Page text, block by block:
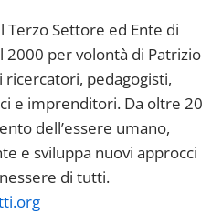
Terzo Settore ed Ente di
2000 per volontà di Patrizio
pedagogisti,
e imprenditori. Da oltre 20
dell’essere umano,
e sviluppa nuovi approcci
di tutti.